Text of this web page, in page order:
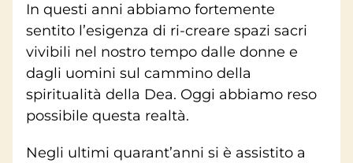
In questi anni abbiamo fortemente
sentito l’esigenza di ri-creare spazi sacri
vivibili nel nostro tempo dalle donne e
dagli uomini sul cammino della
spiritualità della Dea. Oggi abbiamo reso
possibile questa realtà.
Negli ultimi quarant’anni si è assistito a